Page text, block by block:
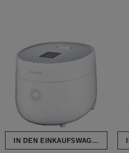
IN DEN EINKAUFSWAGEN LEGEN